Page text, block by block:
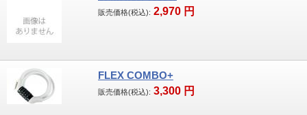
販売価格(税込): 2,970 円
FLEX COMBO+
販売価格(税込): 3,300 円